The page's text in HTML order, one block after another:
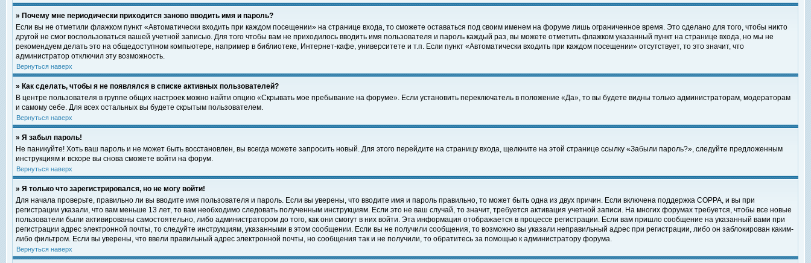
» Почему мне периодически приходится заново вводить имя и пароль?
Если вы не отметили флажком пункт «Автоматически входить при каждом посещении» на странице входа, то сможете оставаться под своим именем на форуме лишь ограниченное время. Это сделано для того, чтобы никто
другой не смог воспользоваться вашей учетной записью. Для того чтобы вам не приходилось вводить имя пользователя и пароль каждый раз, вы можете отметить флажком указанный пункт на странице входа, но мы не
рекомендуем делать это на общедоступном компьютере, например в библиотеке, Интернет-кафе, университете и т.п. Если пункт «Автоматически входить при каждом посещении» отсутствует, то это значит, что
администратор отключил эту возможность.
Вернуться наверх
» Как сделать, чтобы я не появлялся в списке активных пользователей?
В центре пользователя в группе общих настроек можно найти опцию «Скрывать мое пребывание на форуме». Если установить переключатель в положение «Да», то вы будете видны только администраторам, модераторам
и самому себе. Для всех остальных вы будете скрытым пользователем.
Вернуться наверх
» Я забыл пароль!
Не паникуйте! Хоть ваш пароль и не может быть восстановлен, вы всегда можете запросить новый. Для этого перейдите на страницу входа, щелкните на этой странице ссылку «Забыли пароль?», следуйте предложенным
инструкциям и вскоре вы снова сможете войти на форум.
Вернуться наверх
» Я только что зарегистрировался, но не могу войти!
Для начала проверьте, правильно ли вы вводите имя пользователя и пароль. Если вы уверены, что вводите имя и пароль правильно, то может быть одна из двух причин. Если включена поддержка COPPA, и вы при
регистрации указали, что вам меньше 13 лет, то вам необходимо следовать полученным инструкциям. Если это не ваш случай, то значит, требуется активация учетной записи. На многих форумах требуется, чтобы все новые
пользователи были активированы самостоятельно, либо администратором до того, как они смогут в них войти. Эта информация отображается в процессе регистрации. Если вам пришло сообщение на указанный вами при
регистрации адрес электронной почты, то следуйте инструкциям, указанными в этом сообщении. Если вы не получили сообщения, то возможно вы указали неправильный адрес при регистрации, либо он заблокирован каким-
либо фильтром. Если вы уверены, что ввели правильный адрес электронной почты, но сообщения так и не получили, то обратитесь за помощью к администратору форума.
Вернуться наверх